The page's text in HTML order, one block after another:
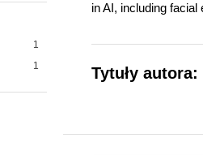
1
1
in AI, including
Tytuły